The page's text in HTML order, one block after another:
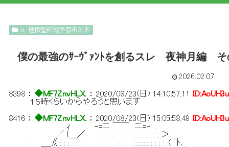
９、極限聖杯戦争都市冬木
僕の最強のｻｰｳﾞｧﾝﾄを創るスレ 夜神月編
2026.02.07
8398 ：◆MF7ZnvHLX. ：2020/08/23(日) 14:10:57.11
１５時くらいからやろうと思います
8416 ：◆MF7ZnvHLX. ：2020/08/23(日) 15:05:58.49
.ｨ . -=ニ ￣￣ ニ=- .
. ／.:{＿／: : : : : : : : :::::::::::::::::::＞ ._
＿_,《 : : : : : : : : : : ::::::::: : : : : :( ﾄ､